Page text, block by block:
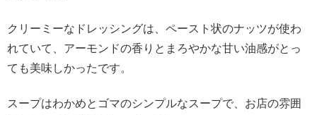
クリーミーなドレッシングは、ペースト状のナッツが使わ
れていて、アーモンドの香りとまろやかな甘い油感がとっ
ても美味しかったです。
スープはわかめとゴマのシンプルなスープで、お店の雰囲